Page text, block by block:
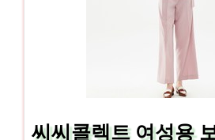
씨씨콜렉트 여성용